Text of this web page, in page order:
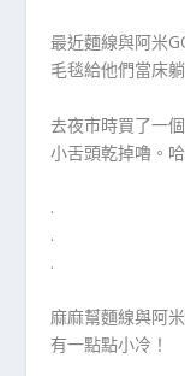
最近麵線與阿米
毛毯給他們當床躺
去夜市時買了一
小舌頭乾掉嚕。哈
.
.
.
麻麻幫麵線與阿
有一點點小冷！